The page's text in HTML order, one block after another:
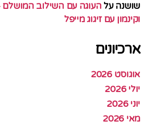
שושנה עלהעוגה עם השילוב המושלם
וקינמון עם זיגוג מייפל
ארכיונים
אוגוסט 2026
יולי 2026
יוני 2026
מאי 2026